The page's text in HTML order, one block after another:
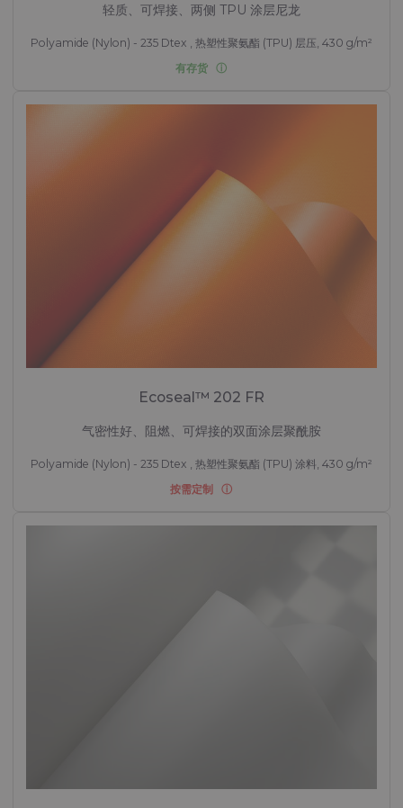
轻质、可焊接、两侧 TPU 涂层尼龙
Polyamide (Nylon) - 235 Dtex , 热塑性聚氨酯 (TPU) 层压, 430 g/m²
有存货
Ecoseal™ 202 FR
气密性好、阻燃、可焊接的双面涂层聚酰胺
Polyamide (Nylon) - 235 Dtex , 热塑性聚氨酯 (TPU) 涂料, 430 g/m²
按需定制